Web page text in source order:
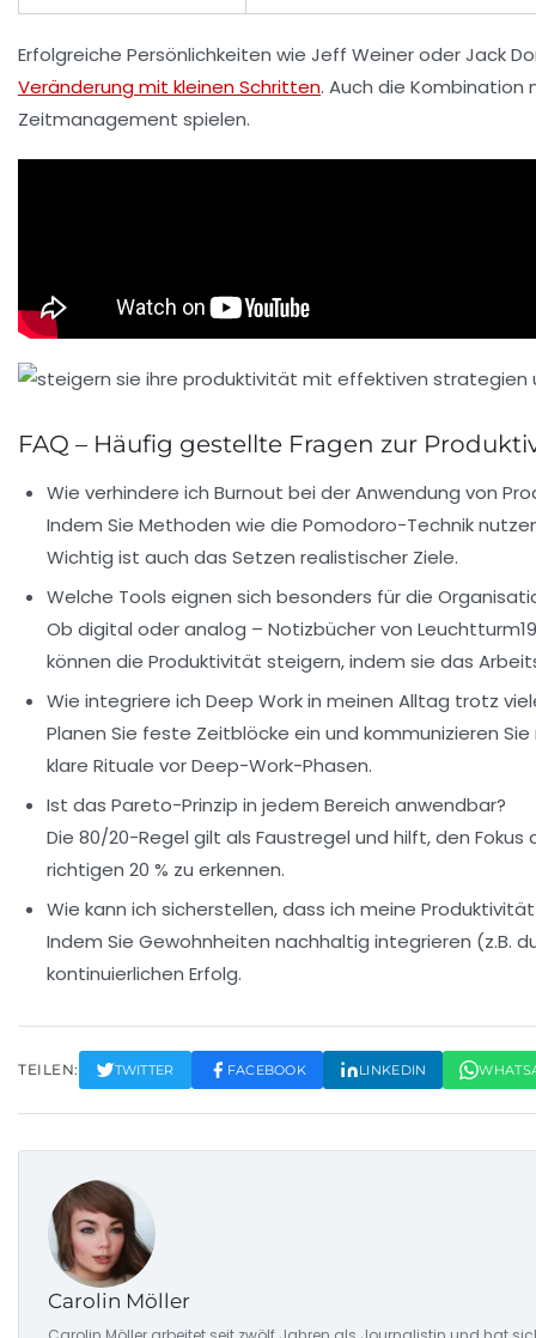
Erfolgreiche Persönlichkeiten wie Jeff Weiner oder Jack
Veränderung mit kleinen Schritten. Auch die
Zeitmanagement spielen.
FAQ – Häufig gestellte Fragen zur
Wie verhindere ich Burnout bei der Anwendung von
Indem Sie Methoden wie die Pomodoro-Technik
Wichtig ist auch das Setzen realistischer Ziele.
Welche Tools eignen sich besonders für die
Ob digital oder analog – Notizbücher von
können die Produktivität steigern, indem sie das
Wie integriere ich Deep Work in meinen Alltag trotz
Planen Sie feste Zeitblöcke ein und kommunizieren
klare Rituale vor Deep-Work-Phasen.
Ist das Pareto-Prinzip in jedem Bereich anwendbar?
Die 80/20-Regel gilt als Faustregel und hilft, den
richtigen 20 % zu erkennen.
Wie kann ich sicherstellen, dass ich meine
Indem Sie Gewohnheiten nachhaltig integrieren (z.B.
kontinuierlichen Erfolg.
TEILEN: TWITTER FACEBOOK LINKEDIN
Carolin Möller